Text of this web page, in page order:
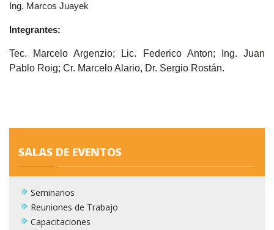
Ing. Marcos Juayek
Integrantes:
Tec. Marcelo Argenzio; Lic. Federico Anton; Ing. Juan
Pablo Roig; Cr. Marcelo Alario, Dr. Sergio Rostán.
SALAS DE EVENTOS
Seminarios
Reuniones de Trabajo
Capacitaciones